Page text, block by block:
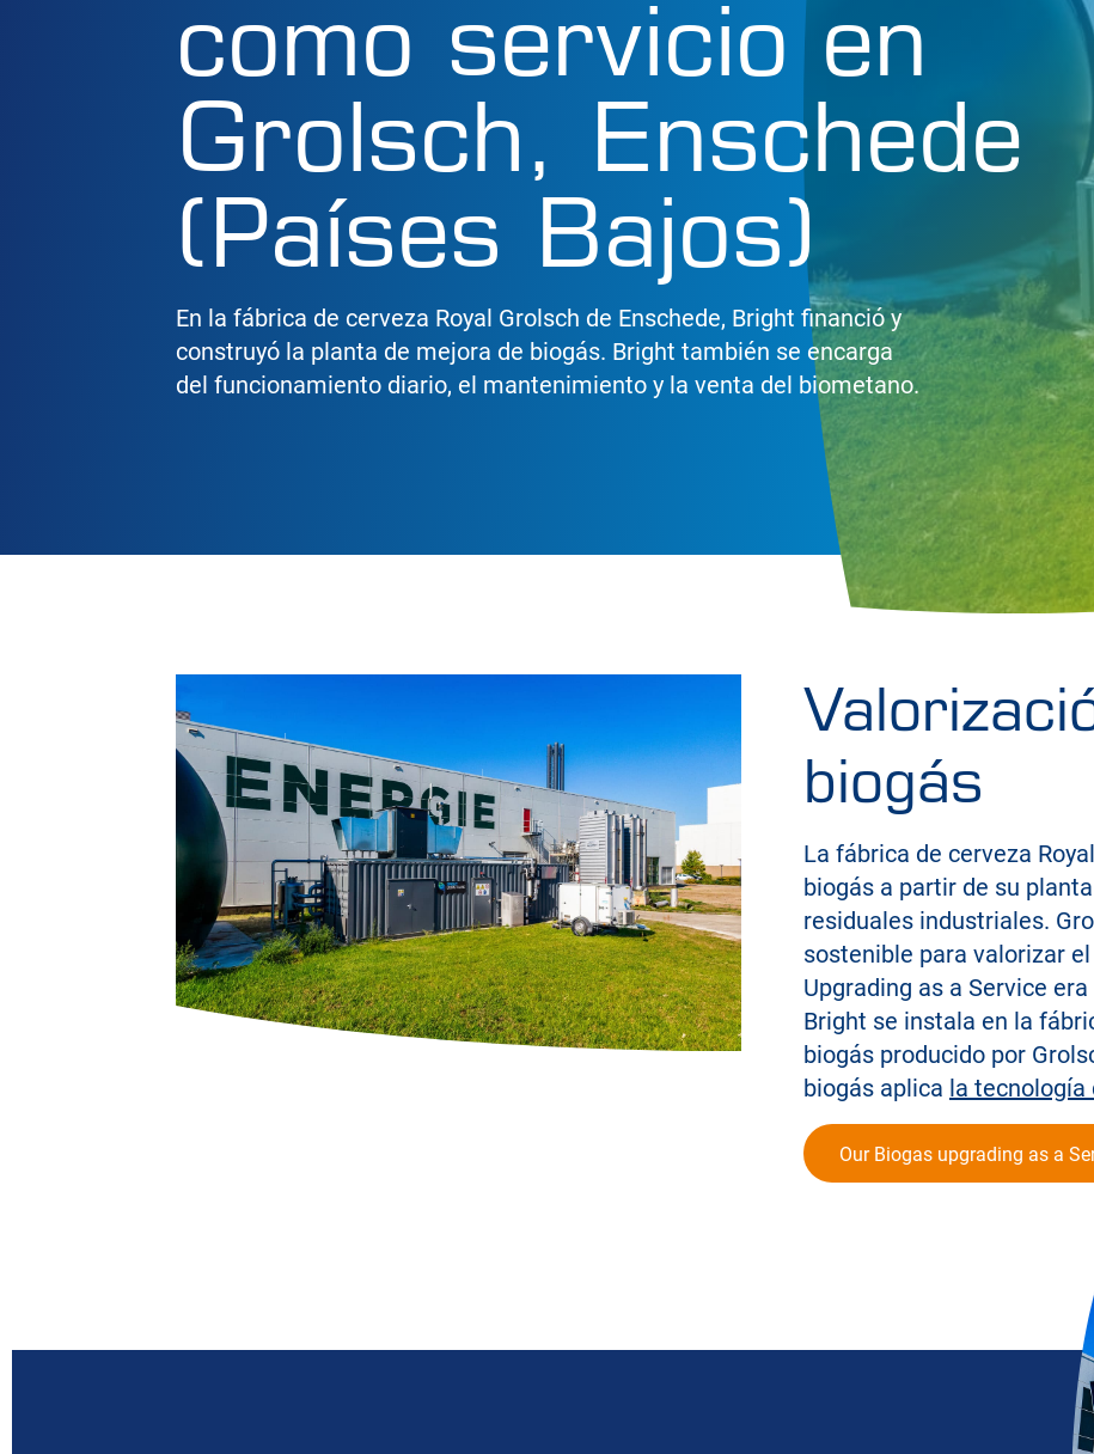
como servicio en
Grolsch, Enschede
(Países Bajos)
En la fábrica de cerveza Royal Grolsch de Enschede, Bright financió y
construyó la planta de mejora de biogás. Bright también se encarga
del funcionamiento diario, el mantenimiento y la venta del biometano.
biogás
La fábrica de cerveza
biogás a partir de su
residuales industriales.
sostenible para valorizar
Upgrading as a Service
Bright se instala en la
biogás producido por
biogás aplica la tecnología
Our Biogas upgrading as a